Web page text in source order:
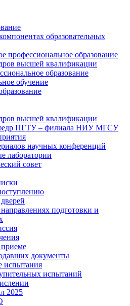
образовательных
профессиональное образование
высшей квалификации
образование
обучение
высшей квалификации
ПГТУ – филиала НИУ МГСУ
научных конференций
лаборатории
совет
подготовки и
документы
испытания
испытаний
2025